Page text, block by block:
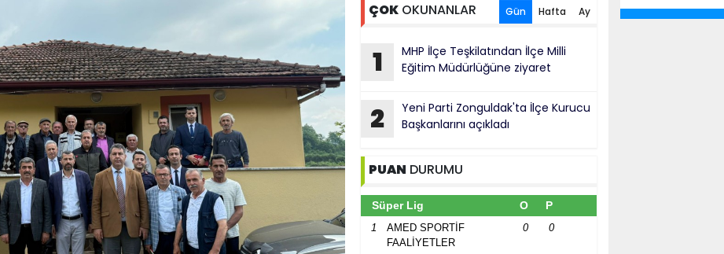
ÇOK OKUNANLAR Gün Hafta Ay
1
MHP İlçe Teşkilatından İlçe Milli
Eğitim Müdürlüğüne ziyaret
2
Yeni Parti Zonguldak'ta İlçe Kurucu
Başkanlarını açıkladı
PUAN DURUMU
Süper Lig O P
1
AMED SPORTİF
FAALİYETLER
0 0